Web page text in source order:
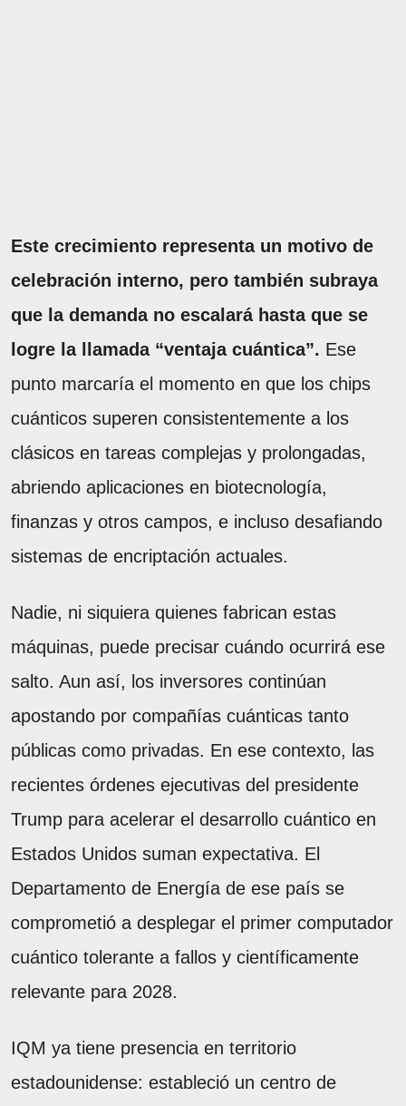
Este crecimiento representa un motivo de
celebración interno, pero también subraya
que la demanda no escalará hasta que se
logre la llamada “ventaja cuántica”. Ese
punto marcaría el momento en que los chips
cuánticos superen consistentemente a los
clásicos en tareas complejas y prolongadas,
abriendo aplicaciones en biotecnología,
finanzas y otros campos, e incluso desafiando
sistemas de encriptación actuales.
Nadie, ni siquiera quienes fabrican estas
máquinas, puede precisar cuándo ocurrirá ese
salto. Aun así, los inversores continúan
apostando por compañías cuánticas tanto
públicas como privadas. En ese contexto, las
recientes órdenes ejecutivas del presidente
Trump para acelerar el desarrollo cuántico en
Estados Unidos suman expectativa. El
Departamento de Energía de ese país se
comprometió a desplegar el primer computador
cuántico tolerante a fallos y científicamente
relevante para 2028.
IQM ya tiene presencia en territorio
estadounidense: estableció un centro de